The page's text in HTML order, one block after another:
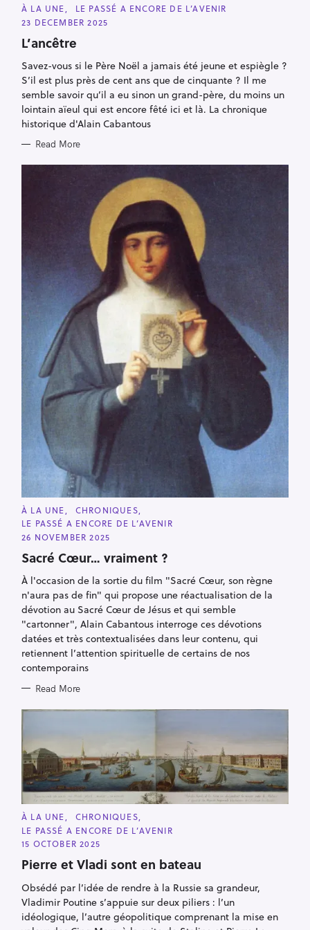
C
T
G
R
I
E
À LA UNE
LE PASSÉ A ENCORE DE L’AVENIR
23 DECEMBER 2025
L’ancêtre
Savez-vous si le Père Noël a jamais été jeune et espiègle ?
S’il est plus près de cent ans que de cinquante ? Il me
semble savoir qu’il a eu sinon un grand-père, du moins un
lointain aïeul qui est encore fêté ici et là. La chronique
historique d'Alain Cabantous
Read More
C
A
T
E
O
R
I
E
À LA UNE
CHRONIQUES
LE PASSÉ A ENCORE DE L’AVENIR
26 NOVEMBER 2025
Sacré Cœur… vraiment ?
À l'occasion de la sortie du film "Sacré Cœur, son règne
n'aura pas de fin" qui propose une réactualisation de la
dévotion au Sacré Cœur de Jésus et qui semble
"cartonner", Alain Cabantous interroge ces dévotions
datées et très contextualisées dans leur contenu, qui
retiennent l’attention spirituelle de certains de nos
contemporains
Read More
C
A
T
E
O
R
E
S
À LA UNE
CHRONIQUES
LE PASSÉ A ENCORE DE L’AVENIR
15 OCTOBER 2025
Pierre et Vladi sont en bateau
Obsédé par l’idée de rendre à la Russie sa grandeur,
Vladimir Poutine s’appuie sur deux piliers : l’un
idéologique, l’autre géopolitique comprenant la mise en